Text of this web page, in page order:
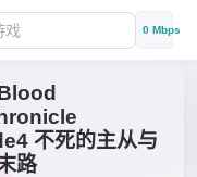
0 Mbps
不死的主从与
路